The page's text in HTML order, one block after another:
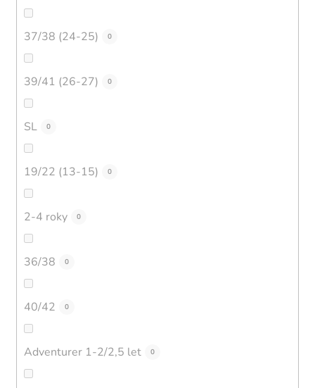
37/38 (24-25) 0
39/41 (26-27) 0
SL 0
19/22 (13-15) 0
2-4 roky 0
36/38 0
40/42 0
Adventurer 1-2/2,5 let 0